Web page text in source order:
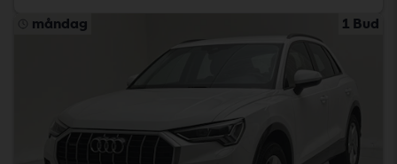
måndag 1 Bud